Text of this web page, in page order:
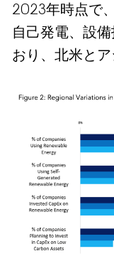
2023年時点で
自己発電、設
おり、北米と